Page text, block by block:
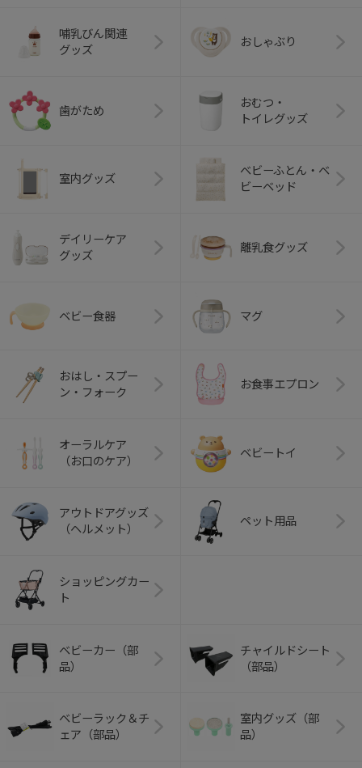
哺乳びん関連
グッズ
おしゃぶり
歯がため
おむつ・
トイレグッズ
室内グッズ
ベビーふとん・ベ
ビーベッド
デイリーケア
グッズ
離乳食グッズ
ベビー食器 マグ
おはし・スプー
ン・フォーク
お食事エプロン
オーラルケア
（お口のケア）
ベビートイ
アウトドアグッズ
（ヘルメット）
ペット用品
ショッピングカー
ト
ベビーカー（部
品）
チャイルドシート
（部品）
ベビーラック＆チ
ェア（部品）
室内グッズ（部
品）